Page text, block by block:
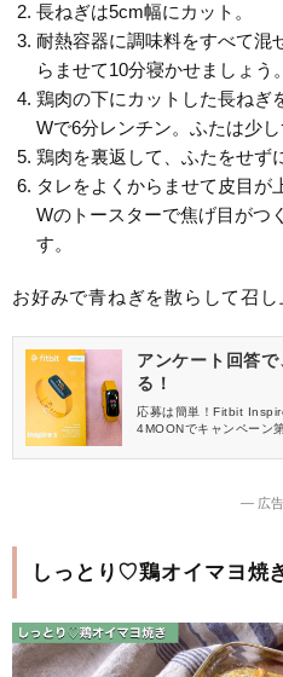
長ねぎは5cm幅にカット。
耐熱容器に調味料をすべて混
らませて10分寝かせましょう。
鶏肉の下にカットした長ねぎ
Wで6分レンチン。ふたは少
鶏肉を裏返して、ふたをせず
タレをよくからませて皮目が
Wのトースターで焦げ目がつ
す。
お好みで青ねぎを散らして召
アンケート回答
る！
応募は簡単！Fitbit
4MOONでキャンペーン
― 広
しっとり♡鶏オイマヨ焼